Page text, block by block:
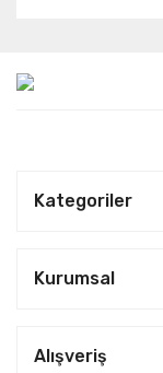
Kategoriler
Kurumsal
Alışveriş